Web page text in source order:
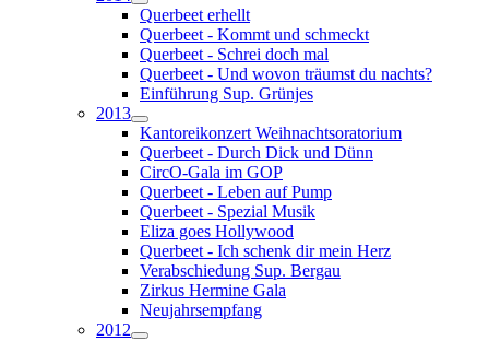
Querbeet erhellt
Querbeet - Kommt und schmeckt
Querbeet - Schrei doch mal
Querbeet - Und wovon träumst du nachts?
Einführung Sup. Grünjes
2013
Kantoreikonzert Weihnachtsoratorium
Querbeet - Durch Dick und Dünn
CircO-Gala im GOP
Querbeet - Leben auf Pump
Querbeet - Spezial Musik
Eliza goes Hollywood
Querbeet - Ich schenk dir mein Herz
Verabschiedung Sup. Bergau
Zirkus Hermine Gala
Neujahrsempfang
2012